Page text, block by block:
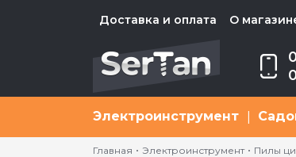
Доставка и оплата О
Электроинструмент
Главная Электроинструмент Пилы